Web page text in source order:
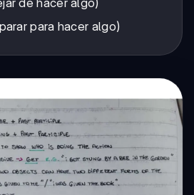
de hacer algo)
para hacer algo)